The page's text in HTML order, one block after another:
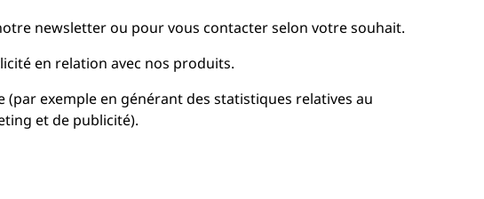
newsletter ou pour vous contacter selon votre souhait.
en relation avec nos produits.
exemple en générant des statistiques relatives au
et de publicité).